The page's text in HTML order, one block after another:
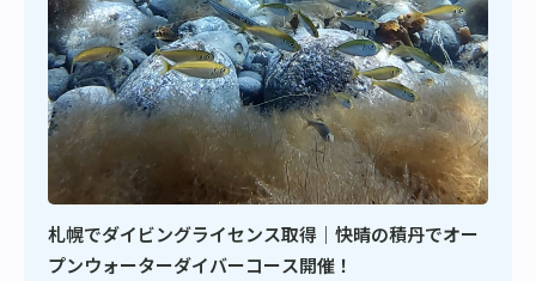
札幌でダイビングライセンス取得｜快晴の積丹でオー
プンウォーターダイバーコース開催！